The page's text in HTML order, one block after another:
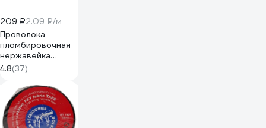
209 ₽2.09 ₽/м
Проволока
пломбировочная
нержавейка
0,5/100м витая
ТПК Технологии
Контроля 24115
4.8(37)